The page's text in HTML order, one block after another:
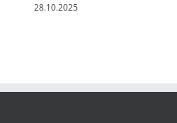
28.10.2025